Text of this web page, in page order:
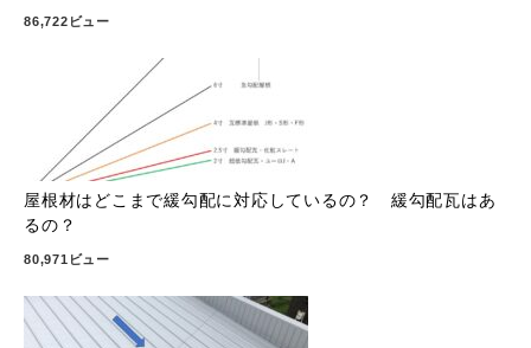
86,722ビュー
屋根材はどこまで緩勾配に対応しているの？ 緩勾配瓦はあ
るの？
80,971ビュー